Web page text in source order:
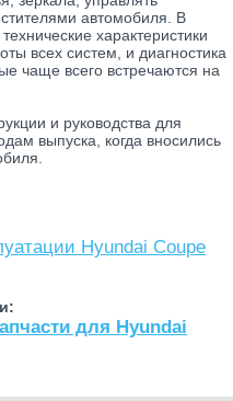
автомобиля. В
характеристики
всех систем, и диагностика
чаще всего встречаются на
и руководства для
выпуска, когда вносились
Hyundai Coupe
для Hyundai